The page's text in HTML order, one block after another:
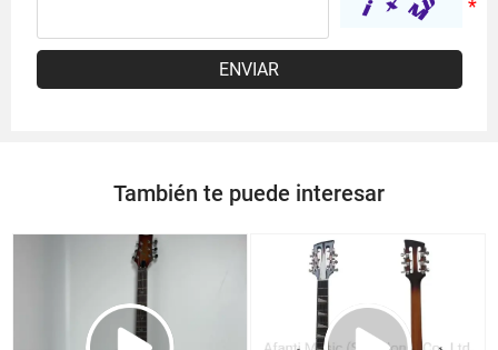
ENVIAR
También te puede interesar